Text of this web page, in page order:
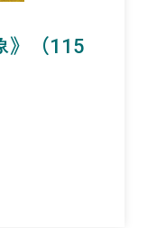
》（115